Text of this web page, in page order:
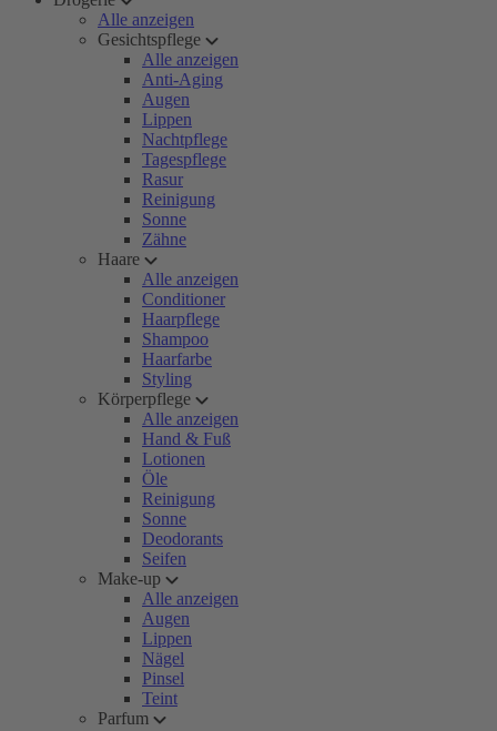
Alle anzeigen
Gesichtspflege
Alle anzeigen
Anti-Aging
Augen
Lippen
Nachtpflege
Tagespflege
Rasur
Reinigung
Sonne
Zähne
Haare
Alle anzeigen
Conditioner
Haarpflege
Shampoo
Haarfarbe
Styling
Körperpflege
Alle anzeigen
Hand & Fuß
Lotionen
Öle
Reinigung
Sonne
Deodorants
Seifen
Make-up
Alle anzeigen
Augen
Lippen
Nägel
Pinsel
Teint
Parfum